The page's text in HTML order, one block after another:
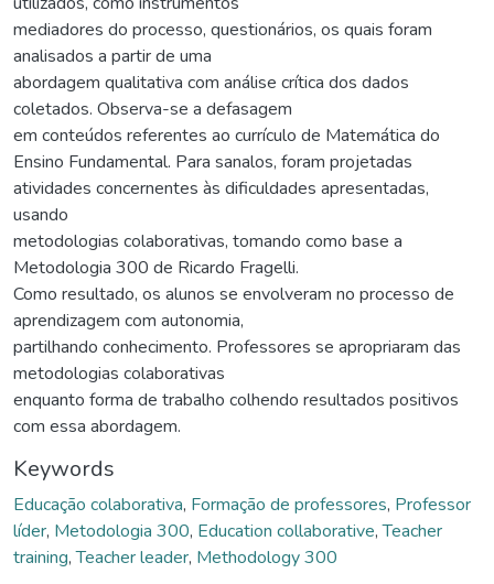
mediadores do processo, questionários, os quais foram
analisados a partir de uma
abordagem qualitativa com análise crítica dos dados
coletados. Observa-se a defasagem
em conteúdos referentes ao currículo de Matemática do
Ensino Fundamental. Para sanalos, foram projetadas
atividades concernentes às dificuldades apresentadas,
usando
metodologias colaborativas, tomando como base a
Metodologia 300 de Ricardo Fragelli.
Como resultado, os alunos se envolveram no processo de
aprendizagem com autonomia,
partilhando conhecimento. Professores se apropriaram das
metodologias colaborativas
enquanto forma de trabalho colhendo resultados positivos
com essa abordagem.
Keywords
Educação colaborativa, Formação de professores, Professor
líder, Metodologia 300, Education collaborative,Teacher
training,Teacher leader, Methodology 300